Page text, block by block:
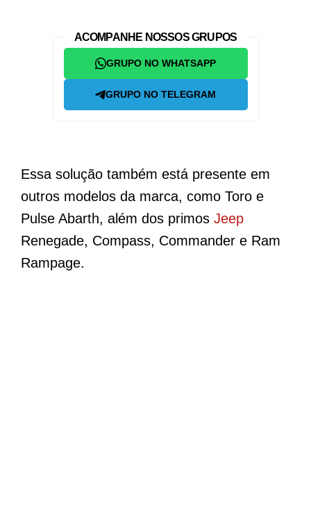
ACOMPANHE NOSSOS GRUPOS
GRUPO NO WHATSAPP
GRUPO NO TELEGRAM
Essa solução também está presente em
outros modelos da marca, como Toro e
Pulse Abarth, além dos primos Jeep
Renegade, Compass, Commander e Ram
Rampage.